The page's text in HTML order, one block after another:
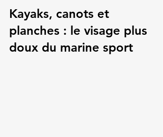
Kayaks, canots et
planches : le visage plus
doux du marine sport